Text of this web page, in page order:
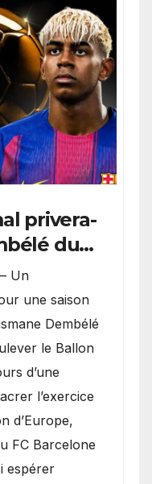
privera-
du
– Un
une saison
Dembélé
le Ballon
d’une
l’exercice
d’Europe,
FC Barcelone
espérer